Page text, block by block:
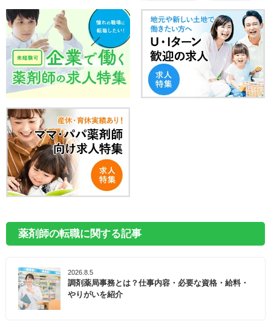
薬剤師の転職に関する記事
2026.8.5
調剤薬局事務とは？仕事内容・必要な資格・給料・
やりがいを紹介